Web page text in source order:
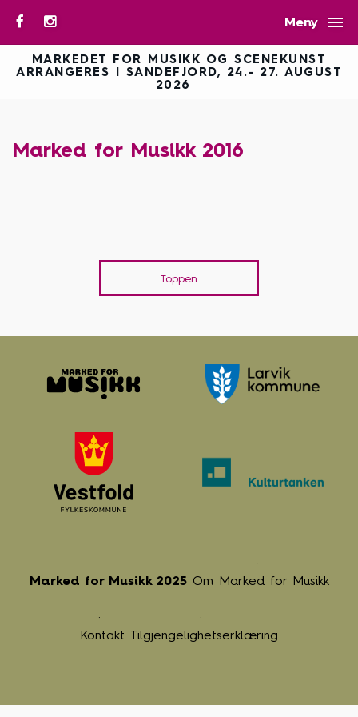
Meny 
MARKEDET FOR MUSIKK OG SCENEKUNST
ARRANGERES I SANDEFJORD, 24.- 27. AUGUST
2026
Marked for Musikk 2016
Toppen
Marked for Musikk 2025 Om Marked for Musikk
Kontakt Tilgjengelighetserklæring